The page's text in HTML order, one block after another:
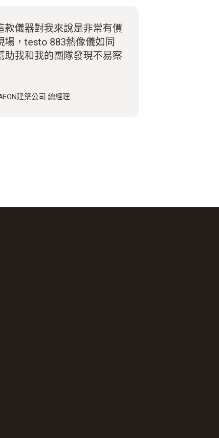
款儀器對我來說是非常有價
場，testo 883熱像儀如同
助我和我的團隊發現不易察
建築公司 總經理